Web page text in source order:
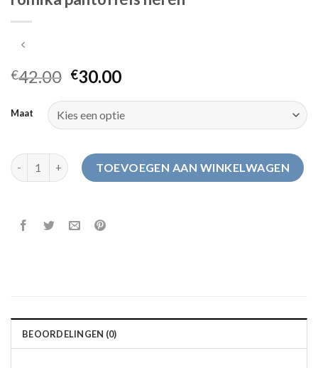
€42.00 €30.00
Maat
romika pantoffels heren aantalTOEVOEGEN AAN WINKELWAGEN
BEOORDELINGEN (0)